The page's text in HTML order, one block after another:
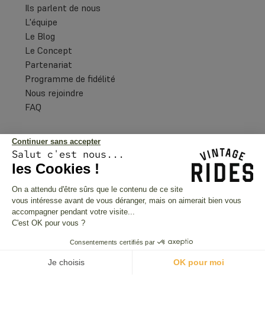
Ils parlent de nous
L'équipe
Le Blog
Le Concept
Partenariat
Programme de fidélité
Nous rejoindre
FAQ
Informations légales
Conditions Générales d'Utilisation
Conditions Générales de Vente
CGU Programme de fidélité
Nos partenaires
Continuer sans accepter
Salut c'est nous...
les Cookies !
On a attendu d'être sûrs que le contenu de ce site
vous intéresse avant de vous déranger, mais on aimerait bien vous
accompagner pendant votre visite...
C'est OK pour vous ?
Consentements certifiés par
Je choisis OK pour moi